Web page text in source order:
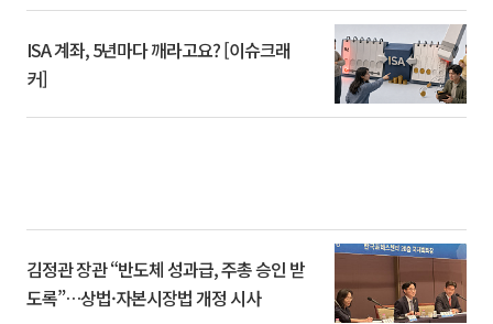
ISA 계좌, 5년마다 깨라고요? [이슈크래
커]
김정관 장관 “반도체 성과급, 주총 승인 받
도록”…상법·자본시장법 개정 시사